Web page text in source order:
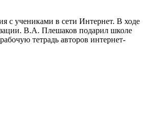
с учениками в сети Интернет. В ходе
В.А. Плешаков подарил школе
тетрадь авторов интернет-